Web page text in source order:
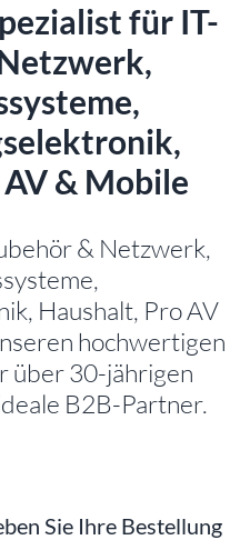
für IT-
& Mobile
& Netzwerk,
Haushalt, Pro AV
hochwertigen
über 30-jährigen
B2B-Partner.
Sie Ihre Bestellung